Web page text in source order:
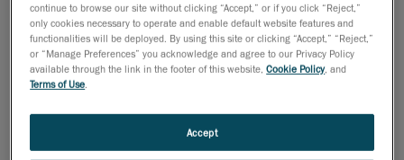
プは、最先端の測定ソリューションによってビジネス
を拡大させたい専門家にとってお求めやすい価格で入
手可能です。
北米で開発・製造されたSILVERシリーズなら、あらゆ
って場所を選ばずに行えます。さらに、市場において
購入価値が最も高いこのシリーズでは、エンジニアと
continue to browse our site without clicking “Accept,” or if you click “Reject,”
only cookies necessary to operate and enable default website features and
functionalities will be deployed. By using this site or clicking “Accept,” “Reject,”
or “Manage Preferences” you acknowledge and agree to our Privacy Policy
available through the link in the footer of this website,Cookie Policy, and
Terms of Use
Accept